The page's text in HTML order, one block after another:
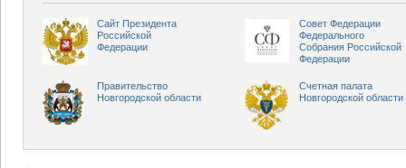
Сайт Президента
Российской
Федерации
Совет Федерации
Федерального
Собрания Российской
Федерации
Правительство
Новгородской области
Счетная палата
Новгородской области